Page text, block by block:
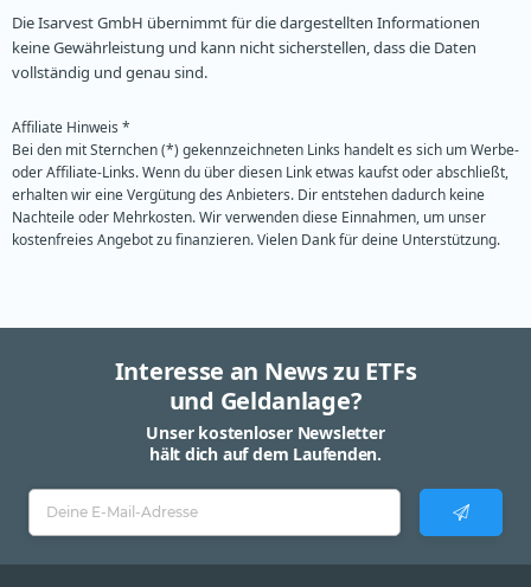
Die Isarvest GmbH übernimmt für die dargestellten Informationen
keine Gewährleistung und kann nicht sicherstellen, dass die Daten
vollständig und genau sind.
Affiliate Hinweis *
Bei den mit Sternchen (*) gekennzeichneten Links handelt es sich um Werbe-
oder Affiliate-Links. Wenn du über diesen Link etwas kaufst oder abschließt,
erhalten wir eine Vergütung des Anbieters. Dir entstehen dadurch keine
Nachteile oder Mehrkosten. Wir verwenden diese Einnahmen, um unser
kostenfreies Angebot zu finanzieren. Vielen Dank für deine Unterstützung.
Interesse an News zu ETFs
und Geldanlage?
Unser kostenloser Newsletter
hält dich auf dem Laufenden.